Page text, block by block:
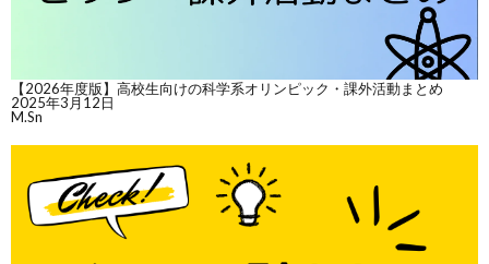
【2026年度版】高校生向けの科学系オリンピック・課外活動まとめ
2025年3月12日
M.Sn